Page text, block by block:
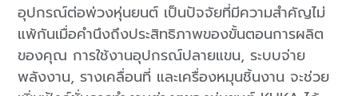
อุปกรณ์ต่อพ่วงหุ่นยนต์ เป็นปัจจัยที่มีความสำคัญไม่
แพ้กันเมื่อคำนึงถึงประสิทธิภาพของขั้นตอนการผลิต
ของคุณ การใช้งานอุปกรณ์ปลายแขน, ระบบจ่าย
พลังงาน, รางเคลื่อนที่ และเครื่องหมุนชิ้นงาน จะช่วย